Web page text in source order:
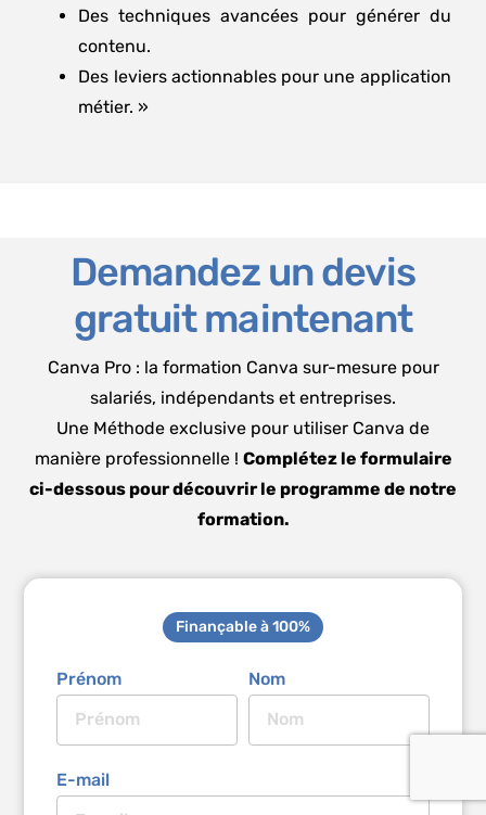
Des techniques avancées pour générer du
contenu.
Des leviers actionnables pour une application
métier. »
Demandez un devis
gratuit maintenant
Canva Pro : la formation Canva sur-mesure pour
salariés, indépendants et entreprises.
Une Méthode exclusive pour utiliser Canva de
manière professionnelle ! Complétez le formulaire
ci-dessous pour découvrir le programme de notre
formation.
Finançable à 100%
Prénom Nom
E-mail